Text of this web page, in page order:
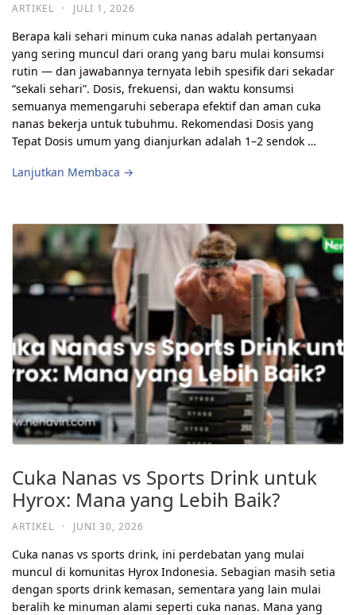
ARTIKEL · JULI 1, 2026
Berapa kali sehari minum cuka nanas adalah pertanyaan
yang sering muncul dari orang yang baru mulai konsumsi
rutin — dan jawabannya ternyata lebih spesifik dari sekadar
“sekali sehari”. Dosis, frekuensi, dan waktu konsumsi
semuanya memengaruhi seberapa efektif dan aman cuka
nanas bekerja untuk tubuhmu. Rekomendasi Dosis yang
Tepat Dosis umum yang dianjurkan adalah 1–2 sendok …
Lanjutkan Membaca →
Cuka Nanas vs Sports Drink untuk
Hyrox: Mana yang Lebih Baik?
ARTIKEL · JUNI 30, 2026
Cuka nanas vs sports drink, ini perdebatan yang mulai
muncul di komunitas Hyrox Indonesia. Sebagian masih setia
dengan sports drink kemasan, sementara yang lain mulai
beralih ke minuman alami seperti cuka nanas. Mana yang